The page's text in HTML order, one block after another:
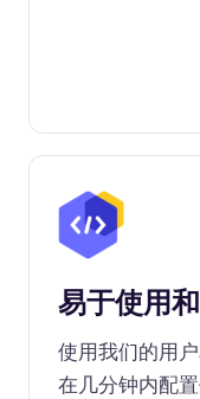
易于使用
使用我们的用
在几分钟内配